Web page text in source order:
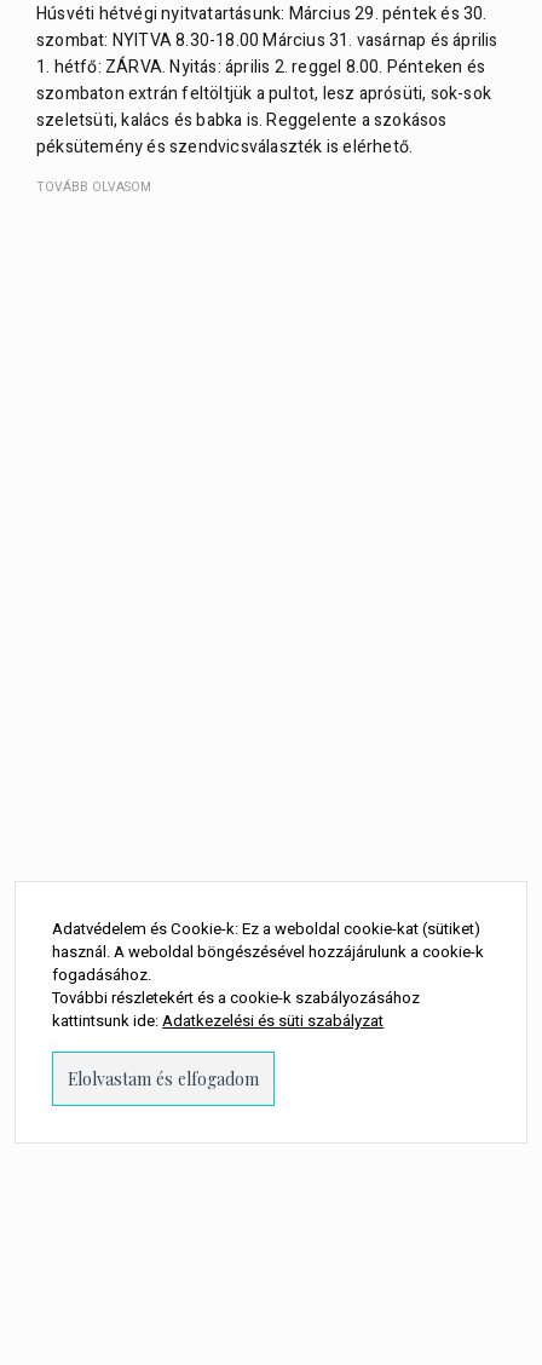
Húsvéti hétvégi nyitvatartásunk: Március 29. péntek és 30.
szombat: NYITVA 8.30-18.00 Március 31. vasárnap és április
1. hétfő: ZÁRVA. Nyitás: április 2. reggel 8.00. Pénteken és
szombaton extrán feltöltjük a pultot, lesz aprósüti, sok-sok
szeletsüti, kalács és babka is. Reggelente a szokásos
péksütemény és szendvicsválaszték is elérhető.
TOVÁBB OLVASOM
Oldal
navigálás
Előző 1 2 3 4 5 Következő
Adatvédelem és Cookie-k: Ez a weboldal cookie-kat (sütiket)
használ. A weboldal böngészésével hozzájárulunk a cookie-k
fogadásához.
További részletekért és a cookie-k szabályozásához
kattintsunk ide:Adatkezelési és süti szabályzat